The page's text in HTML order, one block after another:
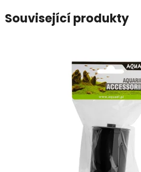
Související produkty